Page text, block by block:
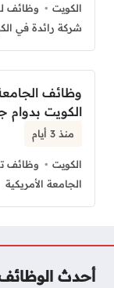
الكويت
وظائف
شركة رائدة في
الكويت بدوام
منذ 3 أيام
الكويت
وظائف
الجامعة الأمريكية
أحدث